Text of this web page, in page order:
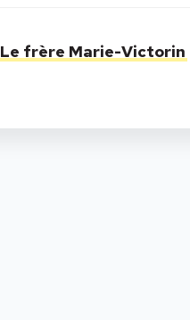
Le frère Marie-Victorin